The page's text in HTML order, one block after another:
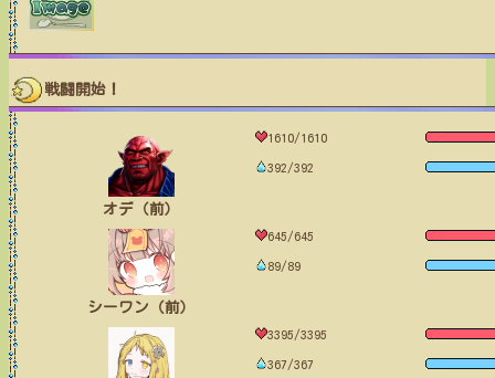
戦闘開始！
オデ（前）
1610/1610
392/392
シーワン（前）
645/645
89/89
3395/3395
367/367